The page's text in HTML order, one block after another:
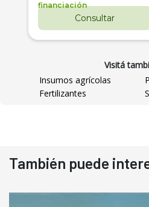
financiación
Consultar
Visitá
Insumos agrícolas
Fertilizantes
También puede